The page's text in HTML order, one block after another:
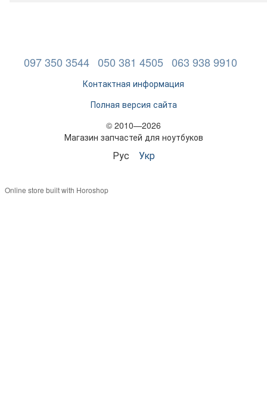
097 350 3544 050 381 4505 063 938 9910
Контактная информация
Полная версия сайта
© 2010—2026
Магазин запчастей для ноутбуков
Рус Укр
Online store built with Horoshop